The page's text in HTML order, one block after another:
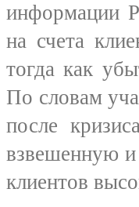
информации
на счета
тогда как
По словам
после
взвешенную и
клиентов